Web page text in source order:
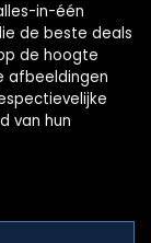
in-één
de beste deals
de hoogte
afbeeldingen
van hun